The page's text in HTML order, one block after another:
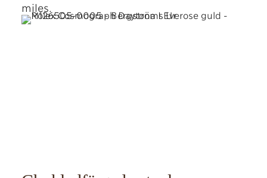
miles.